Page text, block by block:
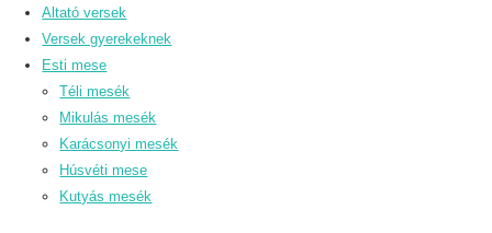
Altató versek
Versek gyerekeknek
Esti mese
Téli mesék
Mikulás mesék
Karácsonyi mesék
Húsvéti mese
Kutyás mesék